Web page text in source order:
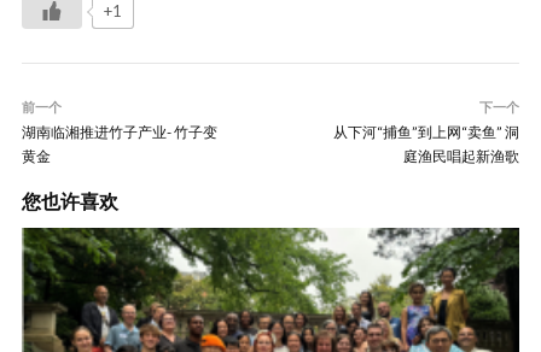
+1
前一个
湖南临湘推进竹子产业- 竹子变
黄金
下一个
从下河“捕鱼”到上网“卖鱼” 洞
庭渔民唱起新渔歌
您也许喜欢